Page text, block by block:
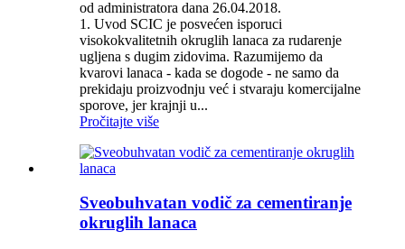
od administratora dana 26.04.2018.
1. Uvod SCIC je posvećen isporuci
visokokvalitetnih okruglih lanaca za rudarenje
ugljena s dugim zidovima. Razumijemo da
kvarovi lanaca - kada se dogode - ne samo da
prekidaju proizvodnju već i stvaraju komercijalne
sporove, jer krajnji u...
Pročitajte više
Sveobuhvatan vodič za cementiranje
okruglih lanaca